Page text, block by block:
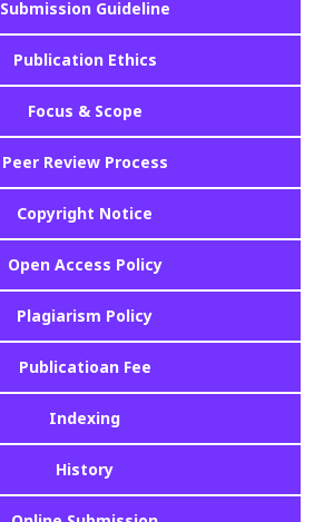
Submission Guideline
Publication Ethics
Focus & Scope
Peer Review Process
Copyright Notice
Open Access Policy
Plagiarism Policy
Publicatioan Fee
Indexing
History